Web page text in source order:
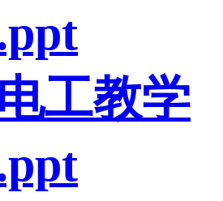
工教学